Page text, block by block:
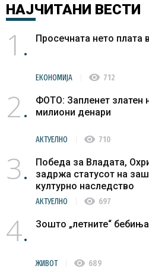
НАЈЧИТАНИ ВЕСТИ
1 Просечната нето плата
ЕКОНОМИЈА visibility 712
2
ФОТО: Запленет златен
милиони денари
АКТУЕЛНО visibility 710
3
Победа за Владата,
задржа статусот на
културно наследство
АКТУЕЛНО visibility 697
4 Зошто „летните“
ЖИВОТ visibility 689